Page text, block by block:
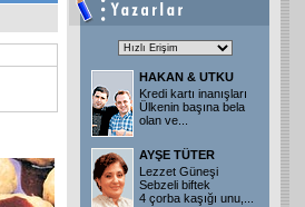
HAKAN & UTKU
Kredi kartı inanışları
Ülkenin başına bela
olan ve
AYŞE TÜTER
Lezzet Güneşi
Sebzeli biftek
4 çorba kaşığı unu,